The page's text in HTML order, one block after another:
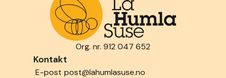
Org. nr. 912 047 652
Kontakt
E-post post@lahumlasuse.no